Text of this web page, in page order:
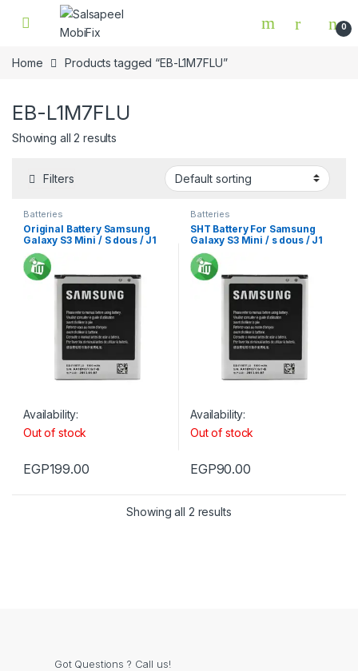
Skip to navigation
Skip to content
0
Home Products tagged “EB-L1M7FLU”
EB-L1M7FLU
Showing all 2 results
Filters
Batteries
Original Battery Samsung
Galaxy S3 Mini / S dous / J1
Min
Availability:
Out of stock
EGP199.00
Batteries
SHT Battery For Samsung
Galaxy S3 Mini / s dous / J1
Mini
Availability:
Out of stock
EGP90.00
Showing all 2 results
Got Questions ? Call us!